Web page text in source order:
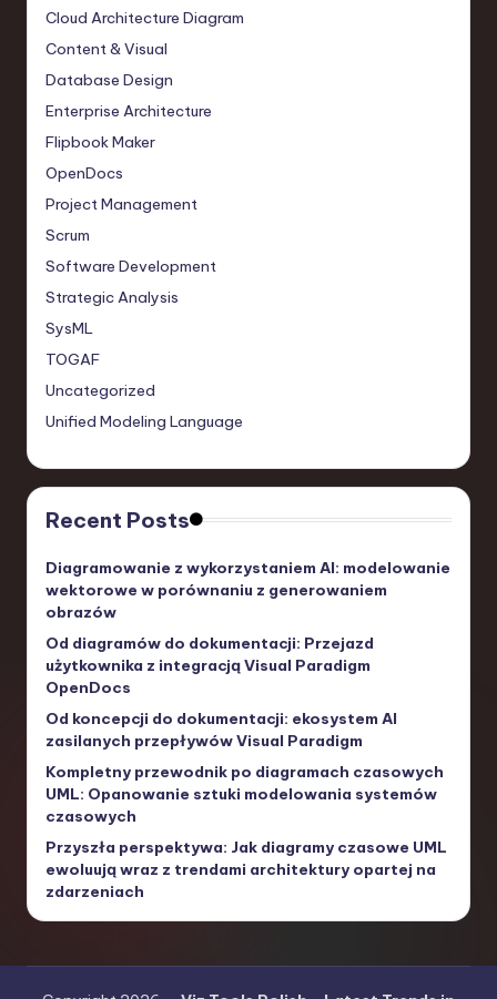
Cloud Architecture Diagram
Content & Visual
Database Design
Enterprise Architecture
Flipbook Maker
OpenDocs
Project Management
Scrum
Software Development
Strategic Analysis
SysML
TOGAF
Uncategorized
Unified Modeling Language
Recent Posts
Diagramowanie z wykorzystaniem AI: modelowanie
wektorowe w porównaniu z generowaniem
obrazów
Od diagramów do dokumentacji: Przejazd
użytkownika z integracją Visual Paradigm
OpenDocs
Od koncepcji do dokumentacji: ekosystem AI
zasilanych przepływów Visual Paradigm
Kompletny przewodnik po diagramach czasowych
UML: Opanowanie sztuki modelowania systemów
czasowych
Przyszła perspektywa: Jak diagramy czasowe UML
ewoluują wraz z trendami architektury opartej na
zdarzeniach